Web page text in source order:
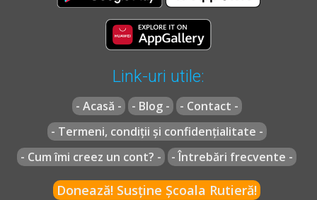
Link-uri utile:
- Acasă - - Blog -
- Contact -
- Termeni, condiții și confidențialitate -
- Cum îmi creez un cont? -
- Întrebări frecvente -
Donează! Susține Școala Rutieră!